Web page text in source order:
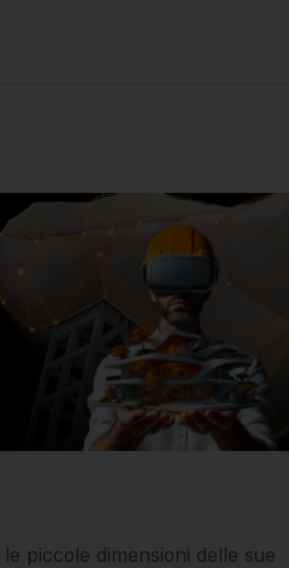
piccole dimensioni delle sue